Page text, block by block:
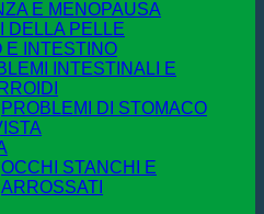
E MENOPAUSA
DELLA PELLE
E INTESTINO
INTESTINALI E
PROBLEMI DI STOMACO
OCCHI STANCHI E
ARROSSATI